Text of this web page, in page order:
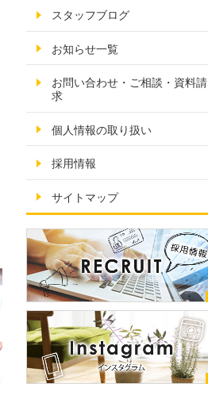
スタッフブログ
お知らせ一覧
お問い合わせ・ご相談・資料請
求
個人情報の取り扱い
採用情報
サイトマップ